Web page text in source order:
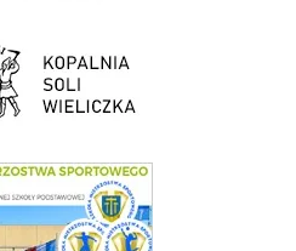
Soli Wieliczka